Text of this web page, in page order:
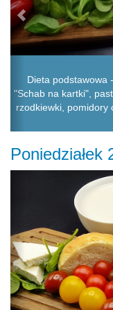
Dieta podstawowa
"Schab na kartki",
rzodkiewki, pomidory
Poniedziałek